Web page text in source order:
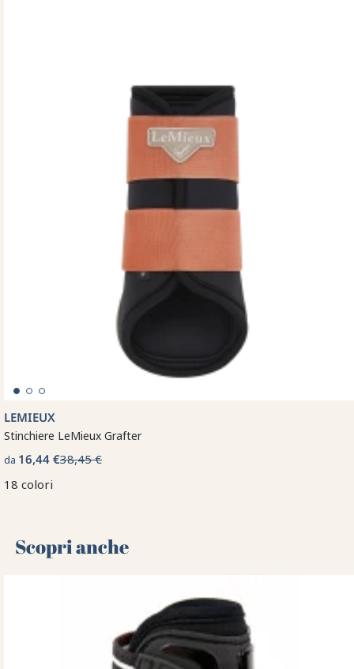
LEMIEUX
Stinchiere LeMieux Grafter
da 16,44 €38,45 €
18 colori
Scopri anche 🌻